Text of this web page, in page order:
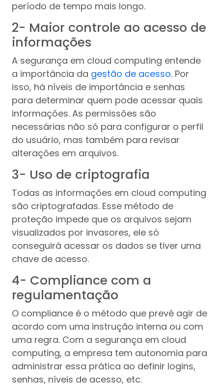
período de tempo mais longo.
2- Maior controle ao acesso de
informações
A segurança em cloud computing entende
a importância da gestão de acesso. Por
isso, há níveis de importância e senhas
para determinar quem pode acessar quais
informações. As permissões são
necessárias não só para configurar o perfil
do usuário, mas também para revisar
alterações em arquivos.
3- Uso de criptografia
Todas as informações em cloud computing
são criptografadas. Esse método de
proteção impede que os arquivos sejam
visualizados por invasores, ele só
conseguirá acessar os dados se tiver uma
chave de acesso.
4- Compliance com a
regulamentação
O compliance é o método que prevê agir de
acordo com uma instrução interna ou com
uma regra. Com a segurança em cloud
computing, a empresa tem autonomia para
administrar essa prática ao definir logins,
senhas, níveis de acesso, etc.